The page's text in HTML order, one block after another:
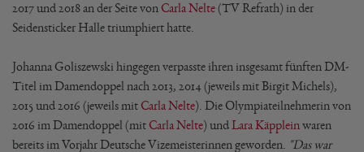
2017 und 2018 an der Seite von Carla Nelte(TV Refrath) in der
Seidensticker Halle triumphiert hatte.
Johanna Goliszewski hingegen verpasste ihren insgesamt fünften DM-
Titel im Damendoppel nach 2013, 2014 (jeweils mit Birgit Michels),
2015 und 2016 (jeweils mitCarla Nelte). Die Olympiateilnehmerin von
2016 im Damendoppel (mitCarla Nelte) und Lara Käpplein waren
bereits im Vorjahr Deutsche Vizemeisterinnen geworden.
"Das war